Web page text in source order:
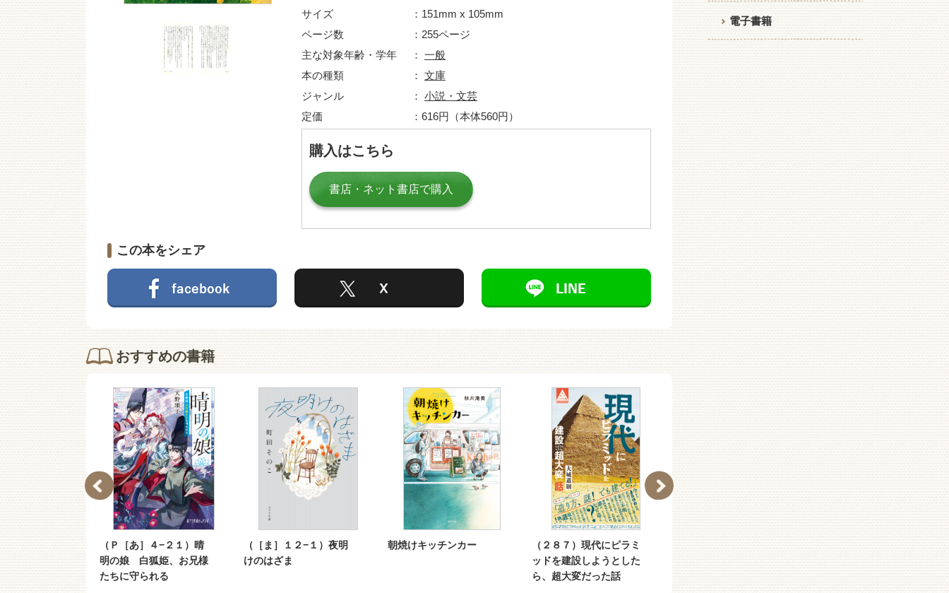
サイズ
151mm x 105mm
ページ数
255ページ
主な対象年齢・学年
一般
本の種類
文庫
ジャンル
小説・文芸
定価
616円（本体560円）
購入はこちら
書店・ネット書店で購入
この本をシェア
おすすめの書籍
（Ｐ［あ］４−２１）晴
明の娘 白狐姫、お兄様
たちに守られる
（［ま］１２−１）夜明
けのはざま
朝焼けキッチンカー
（２８７）現代にピラミ
ッドを建設しようとした
ら、超大変だった話
電子書籍